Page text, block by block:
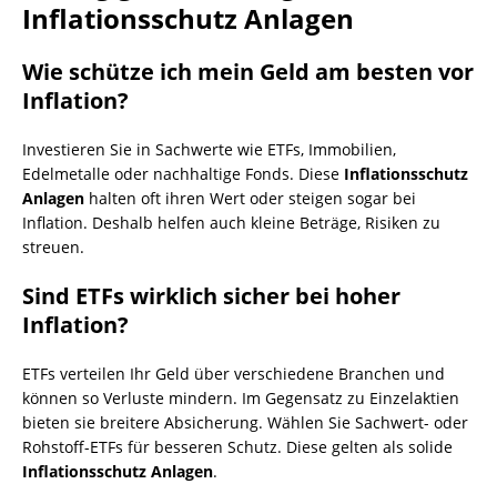
Inflationsschutz Anlagen
Wie schütze ich mein Geld am besten vor
Inflation?
Investieren Sie in Sachwerte wie ETFs, Immobilien,
Edelmetalle oder nachhaltige Fonds. Diese Inflationsschutz
Anlagen halten oft ihren Wert oder steigen sogar bei
Inflation. Deshalb helfen auch kleine Beträge, Risiken zu
streuen.
Sind ETFs wirklich sicher bei hoher
Inflation?
ETFs verteilen Ihr Geld über verschiedene Branchen und
können so Verluste mindern. Im Gegensatz zu Einzelaktien
bieten sie breitere Absicherung. Wählen Sie Sachwert- oder
Rohstoff-ETFs für besseren Schutz. Diese gelten als solide
Inflationsschutz Anlagen.